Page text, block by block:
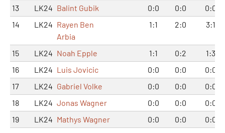
13
LK24 Balint Gubik 0:0 0:0
0:0
14
LK24 Rayen Ben
Arbia
1:1 2:0 3:1
15 LK24 Noah Epple 1:1 0:2
1:3
16
LK24 Luis Jovicic 0:0 0:0
0:0
17
LK24 Gabriel Volke 0:0 0:0
0:0
18
LK24 Jonas Wagner 0:0 0:0
0:0
19
LK24 Mathys Wagner 0:0 0:0
0:0